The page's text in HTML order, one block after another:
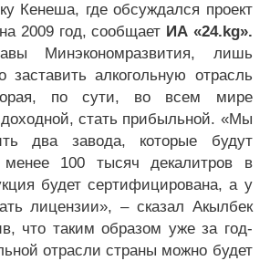
Кенеша, где обсуждался проект
2009 год, сообщает ИА «24.kg».
Минэкономразвития, лишь
заставить алкогольную отрасль
по сути, во всем мире
стать прибыльной. «Мы
два завода, которые будут
менее 100 тысяч декалитров в
будет сертифицирована, а у
лицензии», – сказал Акылбек
что таким образом уже за год-
отрасли страны можно будет